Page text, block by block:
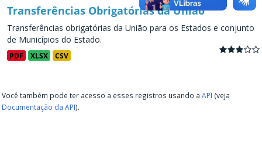
Transferências Obrigatórias da União
Transferências obrigatórias da União para os Estados e conjunto
de Municípios do Estado.
PDF XLSX CSV
Você também pode ter acesso a esses registros usando a API (veja
Documentação da API).